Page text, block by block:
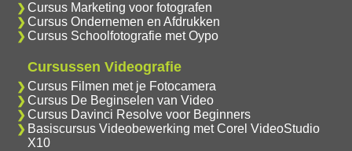
Cursus Marketing voor fotografen
Cursus Ondernemen en Afdrukken
Cursus Schoolfotografie met Oypo
Cursussen Videografie
Cursus Filmen met je Fotocamera
Cursus De Beginselen van Video
Cursus Davinci Resolve voor Beginners
Basiscursus Videobewerking met Corel VideoStudio
X10